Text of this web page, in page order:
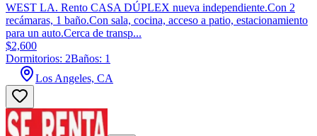
WEST LA. Rento CASA DÚPLEX nueva independiente.Con 2
recámaras, 1 baño.Con sala, cocina, acceso a patio, estacionamiento
para un auto.Cerca de transp...
$2,600
Dormitorios: 2Baños: 1
Los Angeles, CA